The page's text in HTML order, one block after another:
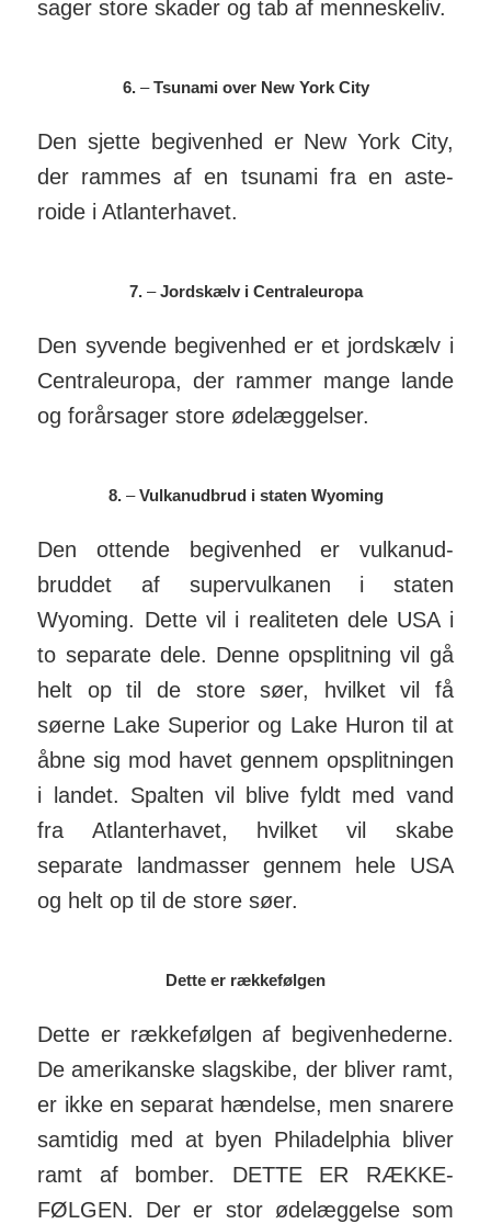
sager store skader og tab af men­neskeliv.
6.–Tsunami over New York City
Den sjette begivenhed er New York City,
der rammes af en tsunami fra en aste­
roide i Atlan­ter­havet.
7. –Jordskælv i Centraleuropa
Den syvende begivenhed er et jord­skælv i
Central­eu­ropa, der rammer mange lande
og for­år­sager store øde­læggelser.
8. –Vulkanudbrud i staten Wyoming
Den ottende begivenhed er vulkan­ud­
bruddet af super­vul­kanen i staten
Wyoming. Dette vil i reali­teten dele USA i
to separate dele. Denne op­split­ning vil gå
helt op til de store søer, hvilket vil få
søerne Lake Superior og Lake Huron til at
åbne sig mod havet gennem op­split­ningen
i landet. Spalten vil blive fyldt med vand
fra Atlanter­havet, hvilket vil skabe
separate land­masser gennem hele USA
og helt op til de store søer.
Dette er rækkefølgen
Dette er række­følgen af begiv­en­hederne.
De ameri­kanske slag­skibe, der bliver ramt,
er ikke en separat hændelse, men snarere
samtidig med at byen Phila­del­phia bliver
ramt af bomber. DETTE ER RÆKKE­
FØLGEN. Der er stor øde­læg­gelse som